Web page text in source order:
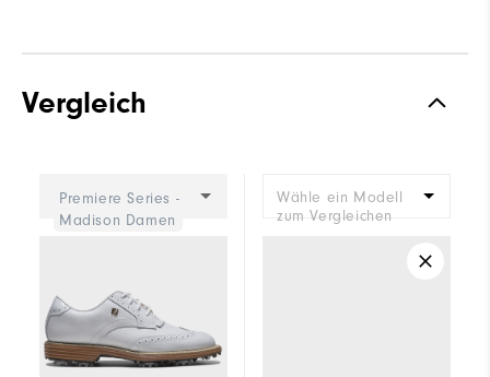
Vergleich
Premiere Series -
Madison Damen
Wähle ein Modell
zum Vergleichen